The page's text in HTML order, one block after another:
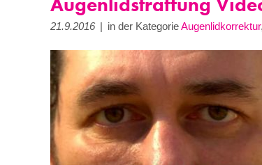
21.9.2016 | in der KategorieAugenlidkorrektur,